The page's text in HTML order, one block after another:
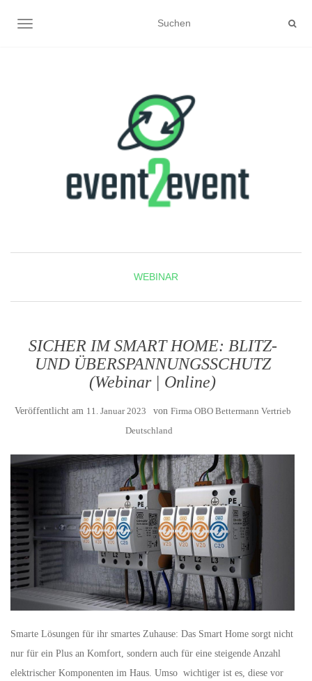
NAVIGATION UMSCHALTEN
WEBINAR
SICHER IM SMART HOME: BLITZ-
UND ÜBERSPANNUNGSSCHUTZ
(Webinar | Online)
Veröffentlicht am 11. Januar 2023 von Firma OBO Bettermann Vertrieb
Deutschland
Smarte Lösungen für ihr smartes Zuhause: Das Smart Home sorgt nicht
nur für ein Plus an Komfort, sondern auch für eine steigende Anzahl
elektrischer Komponenten im Haus. Umso wichtiger ist es, diese vor